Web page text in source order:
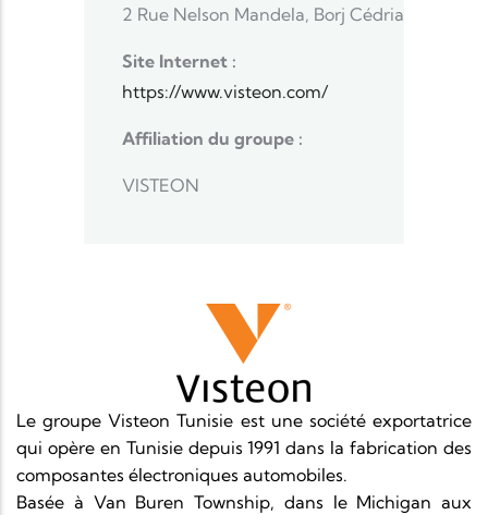
2 Rue Nelson Mandela, Borj Cédria
Site Internet :
https://www.visteon.com/
Affiliation du groupe :
VISTEON
Le groupe Visteon Tunisie est une société exportatrice
qui opère en Tunisie depuis 1991 dans la fabrication des
composantes électroniques automobiles.
Basée à Van Buren Township, dans le Michigan aux